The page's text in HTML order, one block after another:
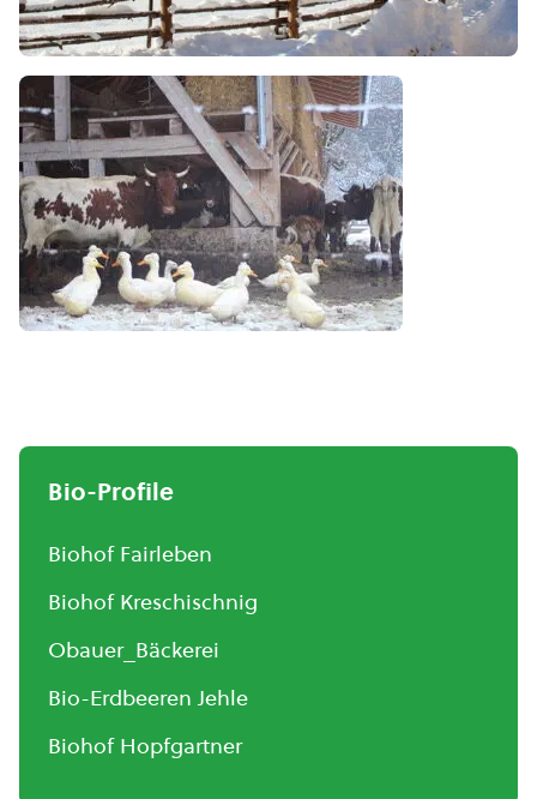
Bio-Profile
Biohof Fairleben
Biohof Kreschischnig
Obauer_Bäckerei
Bio-Erdbeeren Jehle
Biohof Hopfgartner